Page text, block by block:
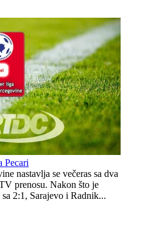
da ekipu vratimo u formu
i Inter Turkuu: Grci na Koševu,